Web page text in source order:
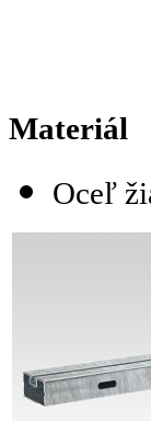
Materiál
Oceľ